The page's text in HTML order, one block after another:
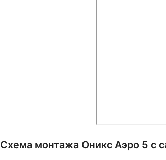
Схема монтажа Оникс Аэро 5 с